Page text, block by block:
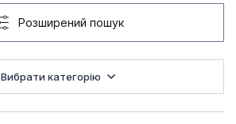
Розширений пошук
Вибрати категорію